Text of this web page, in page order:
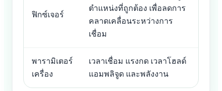
ฟิกซ์เจอร์
ตำแหน่งที่ถูกต้อง เพื่อลดการ
คลาดเคลื่อนระหว่างการ
เชื่อม
พารามิเตอร์
เครื่อง
เวลาเชื่อม แรงกด เวลาโฮลด์
แอมพลิจูด และพลังงาน